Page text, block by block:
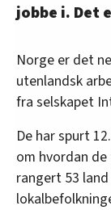
jobbe i. Det
Norge er det
utenlandsk
fra selskapet
De har spurt
om hvordan
rangert 53